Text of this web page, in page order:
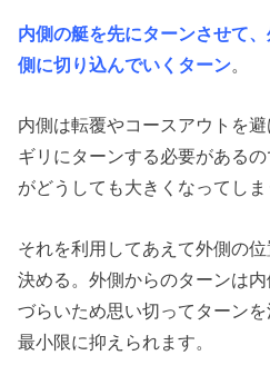
内側の艇を先にターンさせて
側に切り込んでいくターン。
内側は転覆やコースアウトを
ギリにターンする必要がある
がどうしても大きくなってしま
それを利用してあえて外側の
決める。外側からのターンは
づらいため思い切ってターン
最小限に抑えられます。